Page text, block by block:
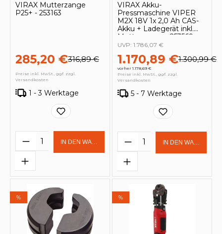
VIRAX Mutterzange
P25+ - 253163
285,20 €316,89 €
Preise inkl. MwSt., ggf. zzgl.
Versandkosten
1 - 3 Werktage
Produkt Anzahl: Gib den
IN DEN WARENKORB
VIRAX Akku-
Pressmaschine VIPER
M2X 18V 1x 2,0 Ah CAS-
Akku + Ladegerät inkl.
Mutterzange - 253569
1.170,89 €1.300,99 €
vorher 1.178,69 €
UVP: 1.786,07 €
Preise inkl. MwSt., ggf. zzgl.
Versandkosten
5 - 7 Werktage
Produkt Anzahl:
IN DEN
% %